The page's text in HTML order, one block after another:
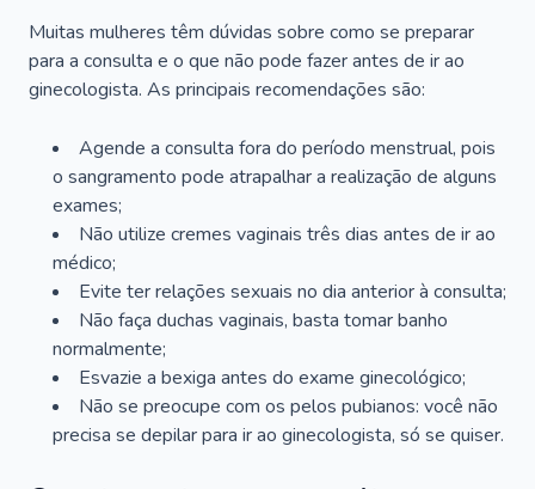
Muitas mulheres têm dúvidas sobre como se preparar
para a consulta e o que não pode fazer antes de ir ao
ginecologista. As principais recomendações são:
Agende a consulta fora do período menstrual, pois
o sangramento pode atrapalhar a realização de alguns
exames;
Não utilize cremes vaginais três dias antes de ir ao
médico;
Evite ter relações sexuais no dia anterior à consulta;
Não faça duchas vaginais, basta tomar banho
normalmente;
Esvazie a bexiga antes do exame ginecológico;
Não se preocupe com os pelos pubianos: você não
precisa se depilar para ir ao ginecologista, só se quiser.